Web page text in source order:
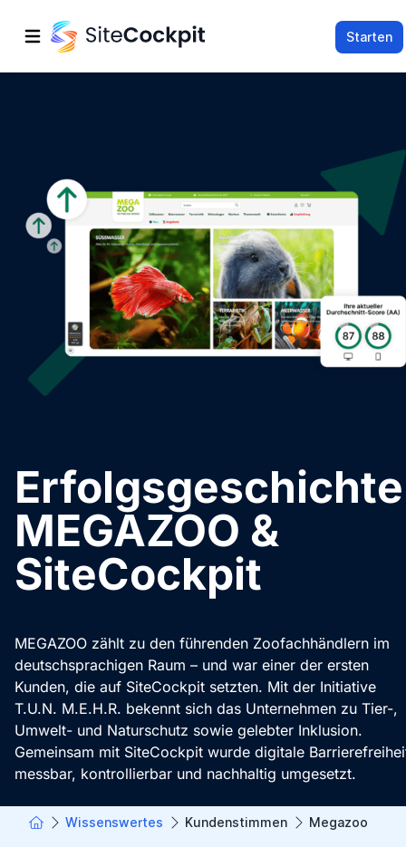
Hauptmenü öffnen Starten
MEGAZOO &
SiteCockpit
MEGAZOO zählt zu den führenden Zoofachhändlern im
deutschsprachigen Raum – und war einer der ersten
Kunden, die auf SiteCockpit setzten. Mit der Initiative
T.U.N. M.E.H.R. bekennt sich das Unternehmen zu Tier-,
Umwelt- und Naturschutz sowie gelebter Inklusion.
Gemeinsam mit SiteCockpit wurde digitale
messbar, kontrollierbar und nachhaltig umgesetzt.
Wissenswertes Kundenstimmen Megazoo